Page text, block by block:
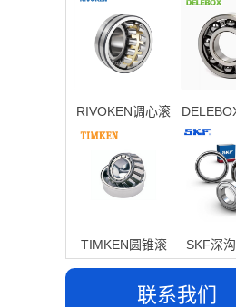
RIVOKEN调心滚
子轴承
TIMKEN圆锥滚
子轴承
SKF深
联系我们